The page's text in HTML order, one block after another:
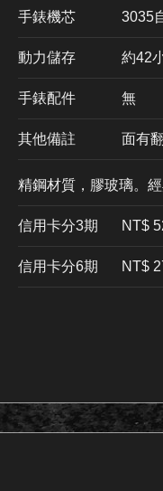
手錶機芯 ​3035
動力儲存 約42
手錶配件 無
其他備註 面有
精鋼材質，膠玻璃。
信用卡分3期 ​NT$
信用卡分6期 NT$